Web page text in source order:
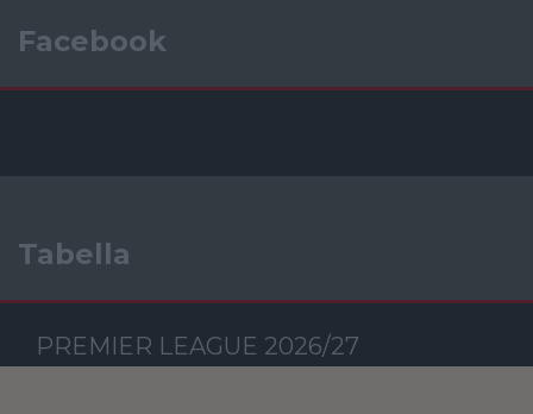
Facebook
Tabella
PREMIER LEAGUE 2026/27